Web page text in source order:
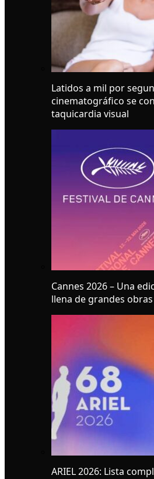
Latidos a mil por
cinematográfico se
taquicardia visual
Cannes 2026 – Una
llena de grandes obras
ARIEL 2026: Lista